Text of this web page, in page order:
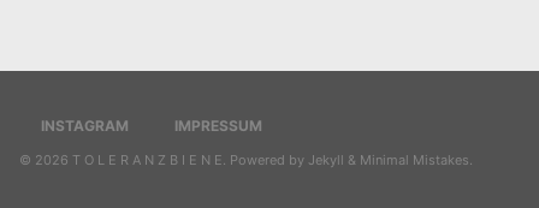
INSTAGRAM IMPRESSUM
© 2026 T O L E R A N Z B I E N E. Powered by Jekyll & Minimal Mistakes.